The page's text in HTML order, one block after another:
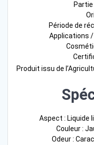
Période de
Applications
Produit issu de
Aspect : Liquide
Couleur :
Odeur :